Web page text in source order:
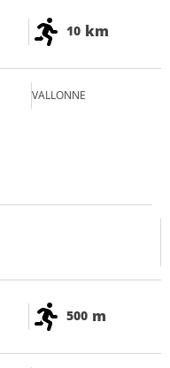
10 km
VALLONNE
500 m